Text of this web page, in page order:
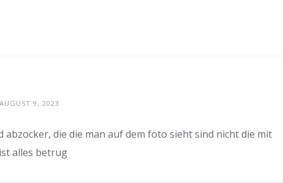
AUGUST 9, 2023
abzocker, die die man auf dem foto sieht sind nicht die mit
alles betrug